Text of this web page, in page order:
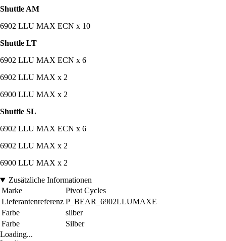
Shuttle AM
6902 LLU MAX ECN x 10
Shuttle LT
6902 LLU MAX ECN x 6
6902 LLU MAX x 2
6900 LLU MAX x 2
Shuttle SL
6902 LLU MAX ECN x 6
6902 LLU MAX x 2
6900 LLU MAX x 2
Zusätzliche Informationen
Marke
Pivot Cycles
Lieferantenreferenz P_BEAR_6902LLUMAXE
Farbe
silber
Farbe
Silber
Loading...